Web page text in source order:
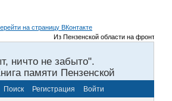
Из Пензенской области на фронты
ничто не забыто".
памяти Пензенской
Поиск Регистрация Войти